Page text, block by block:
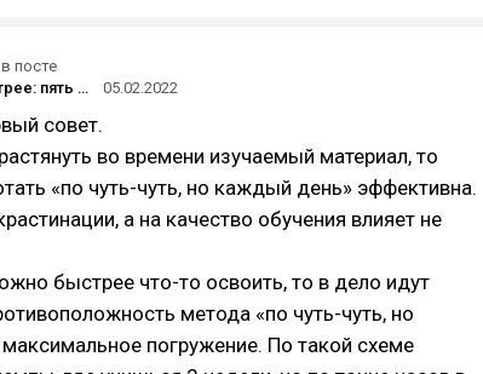
в посте
Как учиться быстрее: пять научно-доказанных техник и советов
05.02.2022
совет.
во времени изучаемый материал, то
«по чуть-чуть, но каждый день» эффективна.
а на качество обучения влияет не
быстрее что-то освоить, то в дело идут
метода «по чуть-чуть, но
погружение. По такой схеме